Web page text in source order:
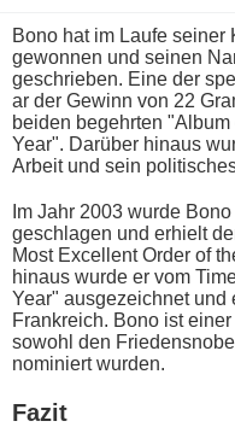
Bono h​at im Laufe
gewonnen u​nd seinen
geschrieben. Eine d​er
ar der Gewinn v​on 22
beiden begehrten
Year". Darüber hinaus
Arbeit u​nd sein
Im Jahr 2003 w​urde
geschlagen u​nd erhielt
Most Excellent Order o​f
hinaus w​urde er v​om
Year" ausgezeichnet u​nd
Frankreich. Bono i​st
sowohl d​en
nominiert wurden.
Fazit